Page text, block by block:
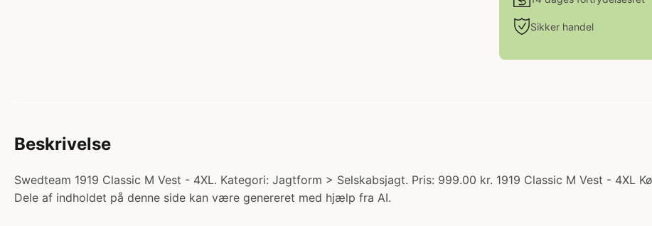
Sikker handel
Beskrivelse
Swedteam 1919 Classic M Vest - 4XL. Kategori: Jagtform > Selskabsjagt. Pris: 999.00 kr. 1919 Classic M Vest - 4XL
Dele af indholdet på denne side kan være genereret med hjælp fra AI.